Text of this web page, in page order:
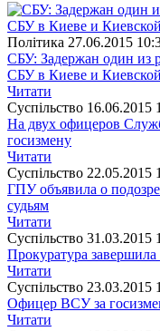
Полiтика 27.06.2015
СБУ: Задержан один из
СБУ в Киеве и
Читати
Суспiльство 16.06.2015
На двух офицеров
госизмену
Читати
Суспiльство 22.05.2015
ГПУ объявила о
судьям
Читати
Суспiльство 31.03.2015
Прокуратура
Читати
Суспiльство 23.03.2015
Офицер ВСУ за
Читати